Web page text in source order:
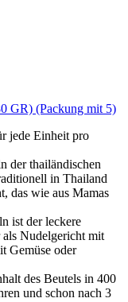
GR) (Packung mit 5)
jede Einheit pro
der thailändischen
in Thailand
das wie aus Mamas
ist der leckere
Nudelgericht mit
Gemüse oder
des Beutels in 400
und schon nach 3